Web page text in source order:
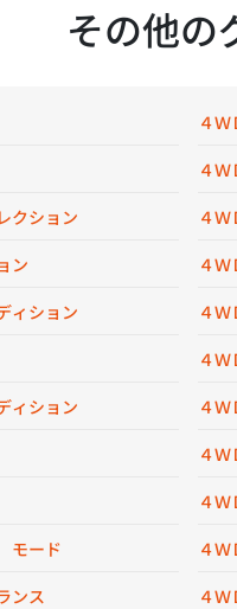
その他の
クション
ン
ィション
ィション
モード
ンス
４
４
４
４
４
４
４
４
４
４
４